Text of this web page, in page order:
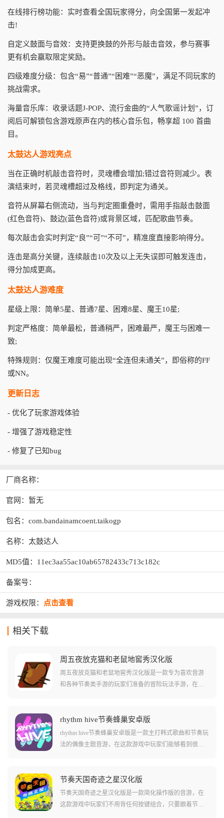
在线排行榜功能：实时查看全国玩家得分，向全国第一发起冲
击!
自定义鼓面与音效：支持更换鼓的外形与敲击音效，参与赛事
更有机会赢取限定奖励。
四级难度分级：包含“易”“普通”“困难”“恶魔”，满足不同玩家的
挑战需求。
海量音乐库：收录话题J-POP、流行金曲的“人气歌谣计划”，订
阅后可解锁包含游戏原声在内的核心音乐包，畅享超 100 首曲
目。
太鼓达人游戏亮点
当在正确时机敲击音符时，灵魂槽会增加;错过音符则减少。表
演结束时，若灵魂槽超过及格线，即判定为通关。
音符从屏幕右侧流动，当与判定圈重叠时，需用手指敲击鼓面
(红色音符)、鼓边(蓝色音符)或背景区域，匹配歌曲节奏。
每次敲击会实时判定“良”“可”“不可”，精准度直接影响得分。
连击是高分关键，连续敲击10次及以上无失误即可触发连击，
得分加成更高。
太鼓达人游难度
星级上限：简单5星、普通7星、困难8星、魔王10星;
判定严格度：简单最松，普通稍严，困难最严，魔王与困难一
致;
特殊规则：仅魔王难度可能出现“全连但未通关”，即俗称的FF
或NN。
更新日志
- 优化了玩家游戏体验
- 增强了游戏稳定性
- 修复了已知bug
厂商名称：
官网：暂无
包名：com.bandainamcoent.taikogp
名称：太鼓达人
MD5值：11ec3aa55ac10ab65782433c713c182c
备案号：
游戏权限： 点击查看
相关下载
周五夜放克猫和老鼠地窖秀汉化版
周五夜放克猫和老鼠地窖秀汉化版是一款专为喜欢音游
和各种节奏类手游的玩家们准备的冒险玩法手游，在这
要按照节奏和指示按下正确的按键，还要看到角色的动
作和各种干扰，游戏中各种不同类型的音游都十分有
趣，还有不少有趣的角色介绍!
rhythm hive节奏蜂巢安卓版
rhythm hive节奏蜂巢安卓版是一款主打韩式歌曲和节奏玩
法的偶像主题音游，在这款游戏中玩家们能够看到很多
的谱面和少见的真人mv背景，让您在游玩节奏游戏的时
候能够体验到更多的乐趣!游戏中还有不少的造型皮肤等
玩法，可以让玩家们来体验!
节奏天国奇迹之星汉化版
节奏天国奇迹之星汉化版是一款简化操作版的音游，在
这款游戏中玩家们不用背任何按键组合，只要跟着节拍